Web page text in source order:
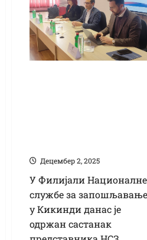
Децембер 2, 2025
У Филијали Националне
службе за запошљавање
у Кикинди данас је
одржан састанак